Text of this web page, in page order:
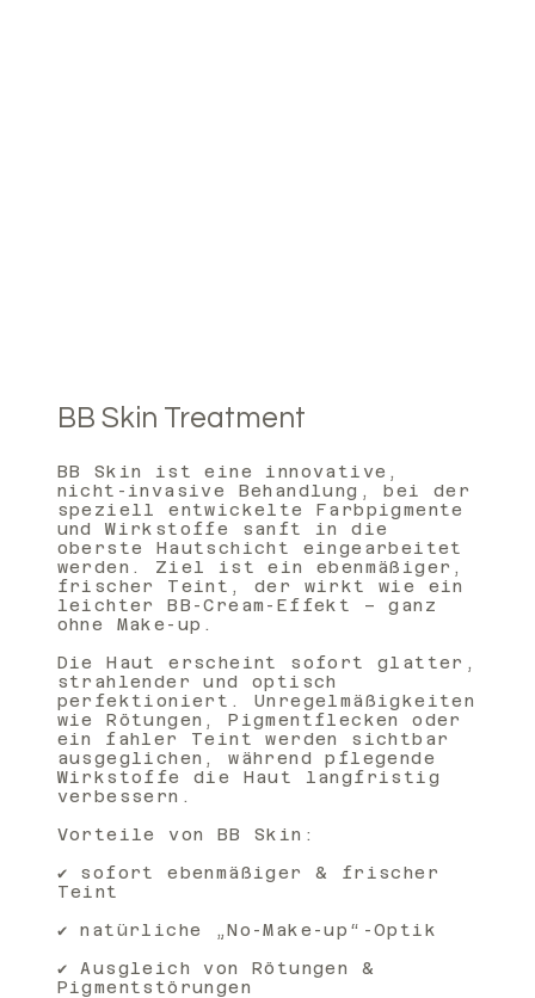
BB Skin Treatment
BB Skin ist eine innovative,
nicht-invasive Behandlung, bei der
speziell entwickelte Farbpigmente
und Wirkstoffe sanft in die
oberste Hautschicht eingearbeitet
werden. Ziel ist ein ebenmäßiger,
frischer Teint, der wirkt wie ein
leichter BB-Cream-Effekt – ganz
ohne Make-up.
Die Haut erscheint sofort glatter,
strahlender und optisch
perfektioniert. Unregelmäßigkeiten
wie Rötungen, Pigmentflecken oder
ein fahler Teint werden sichtbar
ausgeglichen, während pflegende
Wirkstoffe die Haut langfristig
verbessern.
Vorteile von BB Skin:
✔ sofort ebenmäßiger & frischer
Teint
✔ natürliche „No-Make-up“-Optik
✔ Ausgleich von Rötungen &
Pigmentstörungen